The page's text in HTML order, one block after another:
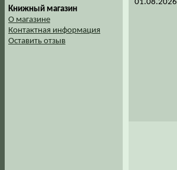
Книжный магазин
О магазине
Контактная информация
Оставить отзыв
01.08.2026